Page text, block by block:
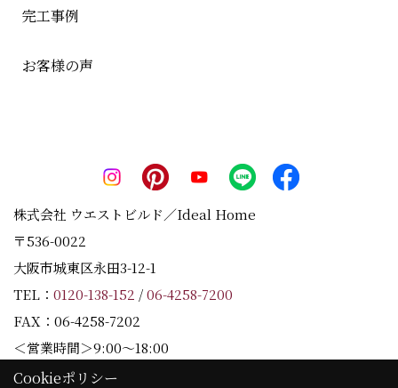
完工事例
お客様の声
株式会社 ウエストビルド／Ideal Home
〒536-0022
大阪市城東区永田3-12-1
TEL： 0120-138-152 /06-4258-7200
FAX：06-4258-7202
＜営業時間＞9:00～18:00
＜定休日＞水曜日
Cookieポリシー